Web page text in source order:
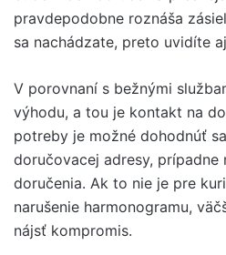
pravdepodobne roznáša
sa nachádzate, preto uvidíte
V porovnaní s bežnými
výhodu, a tou je kontakt na
potreby je možné dohodnúť
doručovacej adresy, prípadne
doručenia. Ak to nie je pre
narušenie harmonogramu,
nájsť kompromis.